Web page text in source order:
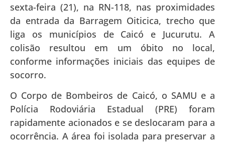
sexta-feira (21), na RN-118, nas proximidades
da entrada da Barragem Oiticica, trecho que
liga os municípios de Caicó e Jucurutu. A
colisão resultou em um óbito no local,
conforme informações iniciais das equipes de
socorro.
O Corpo de Bombeiros de Caicó, o SAMU e a
Polícia Rodoviária Estadual (PRE) foram
rapidamente acionados e se deslocaram para a
ocorrência. A área foi isolada para preservar a